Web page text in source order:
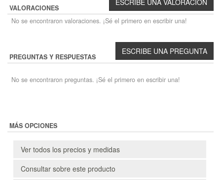
VALORACIONES
No se encontraron valoraciones. ¡Sé el primero en escribir una!
PREGUNTAS Y RESPUESTAS
No se encontraron preguntas. ¡Sé el primero en escribir una!
MÁS OPCIONES
Ver todos los precios y medidas
Consultar sobre este producto